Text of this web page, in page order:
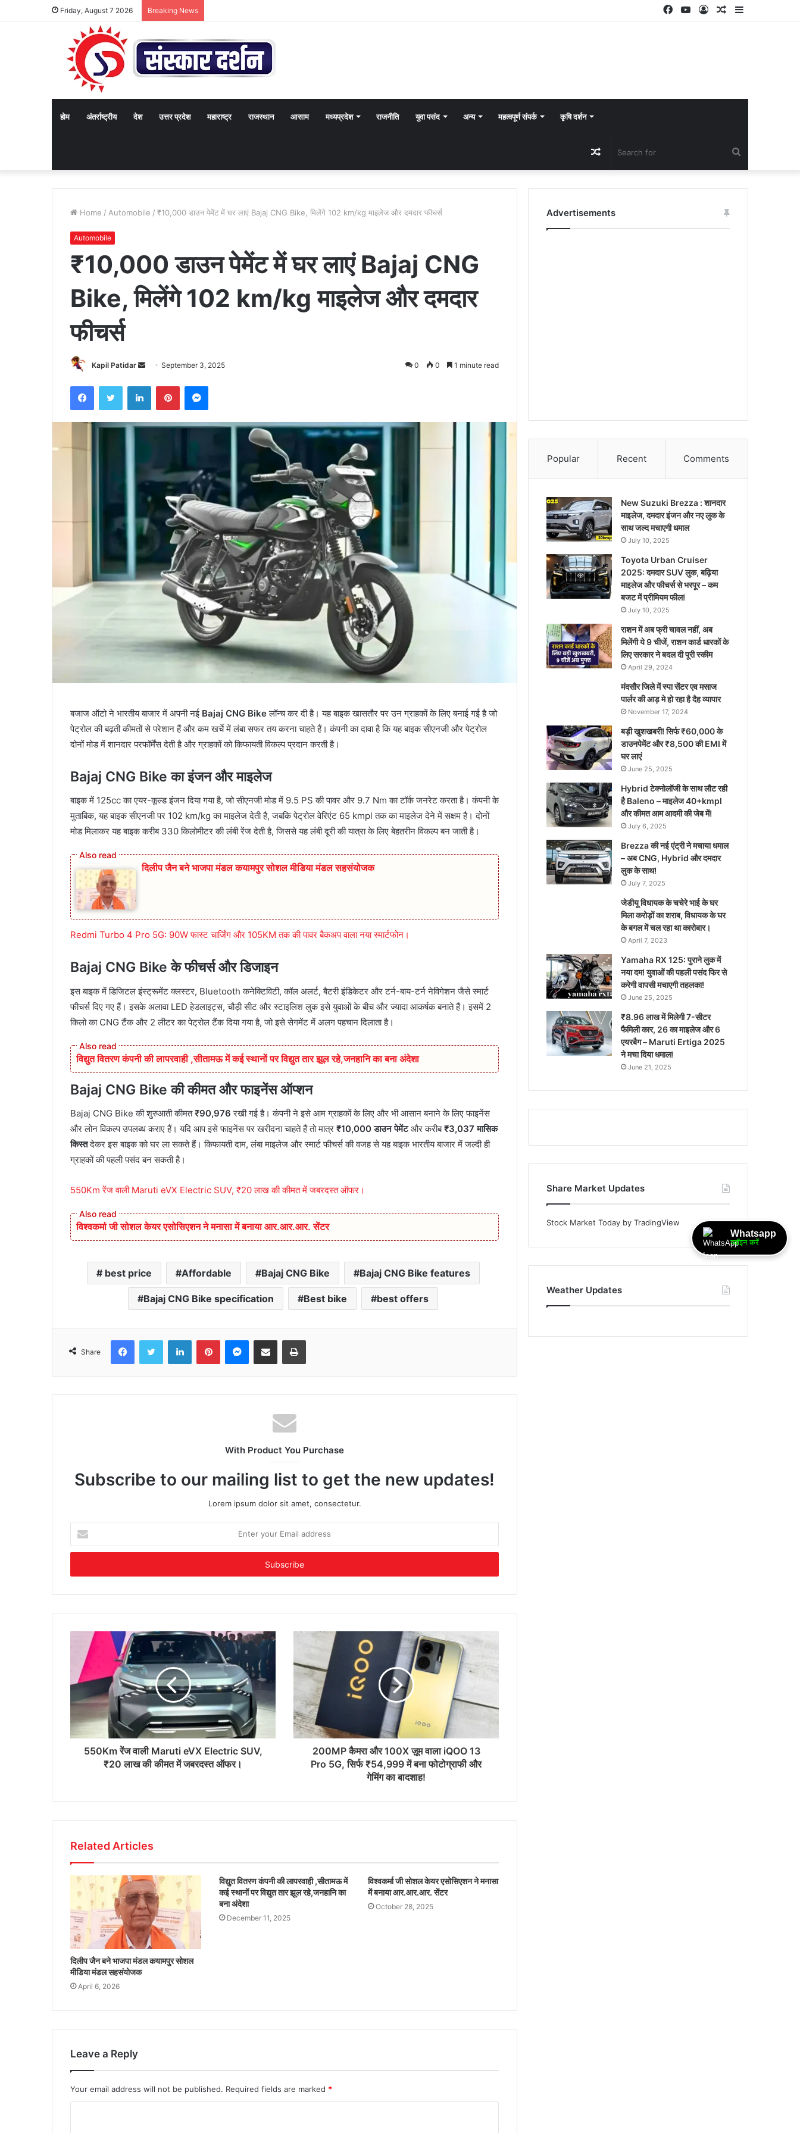
Friday, August 7 2026 Breaking News Sidebar
Random
Log
YouTube
Facebook
होम अंतर्राष्ट्रीय देश उत्तर प्रदेश महाराष्ट्र राजस्थान आसाम मध्यप्रदेश राजनीति युवा पसंद अन्य महत्वपूर्ण संपर्क कृषि दर्शन
for
Random
Article
Home / Automobile / ₹10,000 डाउन पेमेंट में घर लाएं Bajaj CNG Bike, मिलेंगे 102 km/kg माइलेज और दमदार फीचर्स
Automobile
₹10,000 डाउन पेमेंट में घर लाएं Bajaj CNG
Bike, मिलेंगे 102 km/kg माइलेज और दमदार
फीचर्स
Kapil Patidar
SendSeptember 3, 2025 0 0 1 minute read
FacebookTwitter LinkedInPinterestMessenger
बजाज ऑटो ने भारतीय बाजार में अपनी नई Bajaj CNG Bikeलॉन्च कर दी है। यह बाइक खासतौर पर उन ग्राहकों के लिए बनाई गई है जो
पेट्रोल की बढ़ती कीमतों से परेशान हैं और कम खर्चे में लंबा सफर तय करना चाहते हैं। कंपनी का दावा है कि यह बाइक सीएनजी और पेट्रोल
दोनों मोड में शानदार परफॉर्मेंस देती है और ग्राहकों को किफायती विकल्प प्रदान करती है।
Bajaj CNG Bike का इंजन और माइलेज
बाइक में 125cc का एयर-कूल्ड इंजन दिया गया है, जो सीएनजी मोड में 9.5 PS की पावर और 9.7 Nm का टॉर्क जनरेट करता है। कंपनी के
मुताबिक, यह बाइक सीएनजी पर 102 km/kg का माइलेज देती है, जबकि पेट्रोल वेरिएंट 65 kmpl तक का माइलेज देने में सक्षम है। दोनों
मोड मिलाकर यह बाइक करीब 330 किलोमीटर की लंबी रेंज देती है, जिससे यह लंबी दूरी की यात्रा के लिए बेहतरीन विकल्प बन जाती है।
दिलीप जैन बने भाजपा मंडल कयामपुर सोशल मीडिया मंडल सहसंयोजक
Redmi Turbo 4 Pro 5G: 90W फास्ट चार्जिंग और 105KM तक की पावर बैकअप वाला नया स्मार्टफोन।
Bajaj CNG Bike के फीचर्स और डिजाइन
इस बाइक में डिजिटल इंस्ट्रूमेंट क्लस्टर, Bluetooth कनेक्टिविटी, कॉल अलर्ट, बैटरी इंडिकेटर और टर्न-बाय-टर्न नेविगेशन जैसे स्मार्ट
फीचर्स दिए गए हैं। इसके अलावा LED हेडलाइट्स, चौड़ी सीट और स्टाइलिश लुक इसे युवाओं के बीच और ज्यादा आकर्षक बनाते हैं। इसमें 2
किलो का CNG टैंक और 2 लीटर का पेट्रोल टैंक दिया गया है, जो इसे सेगमेंट में अलग पहचान दिलाता है।
विद्युत वितरण कंपनी की लापरवाही ,सीतामऊ में कई स्थानों पर विद्युत तार झूल रहे,जनहानि का बना अंदेशा
Bajaj CNG Bike की कीमत और फाइनेंस ऑप्शन
Bajaj CNG Bike की शुरुआती कीमत₹90,976 रखी गई है। कंपनी ने इसे आम ग्राहकों के लिए और भी आसान बनाने के लिए फाइनेंस
और लोन विकल्प उपलब्ध कराए हैं। यदि आप इसे फाइनेंस पर खरीदना चाहते हैं तो मात्र ₹10,000 डाउन पेमेंटऔर करीब₹3,037 मासिक
किस्तदेकर इस बाइक को घर ला सकते हैं। किफायती दाम, लंबा माइलेज और स्मार्ट फीचर्स की वजह से यह बाइक भारतीय बाजार में जल्दी ही
ग्राहकों की पहली पसंद बन सकती है।
550Km रेंज वाली Maruti eVX Electric SUV, ₹20 लाख की कीमत में जबरदस्त ऑफर।
विश्वकर्मा जी सोशल केयर एसोसिएशन ने मनासा में बनाया आर.आर.आर. सेंटर
best price Affordable Bajaj CNG Bike Bajaj CNG Bike features
Bajaj CNG Bike specification Best bike best offers
Share
FacebookTwitter LinkedInPinterestMessenger
Share via Email Print
With Product You Purchase
Subscribe to our mailing list to get the new updates!
Lorem ipsum dolor sit amet, consectetur.
your
Email
550Km रेंज वाली Maruti eVX Electric SUV,
₹20 लाख की कीमत में जबरदस्त ऑफर।
200MP कैमरा और 100X ज़ूम वाला iQOO 13
Pro 5G, सिर्फ ₹54,999 में बना फोटोग्राफी और
गेमिंग का बादशाह!
Related Articles
दिलीप जैन बने भाजपा मंडल कयामपुर सोशल
मीडिया मंडल सहसंयोजक
April 6, 2026
विद्युत वितरण कंपनी की लापरवाही ,सीतामऊ में
कई स्थानों पर विद्युत तार झूल रहे,जनहानि का
बना अंदेशा
December 11, 2025
विश्वकर्मा जी सोशल केयर एसोसिएशन ने मनासा
में बनाया आर.आर.आर. सेंटर
October 28, 2025
Leave a Reply
Your email address will not be published. Required fields are marked *
Advertisements
Popular Recent Comments
New Suzuki Brezza : शानदार
माइलेज, दमदार इंजन और नए लुक के
साथ जल्द मचाएगी धमाल
July 10, 2025
Toyota Urban Cruiser
2025: दमदार SUV लुक, बढ़िया
माइलेज और फीचर्स से भरपूर – कम
बजट में प्रीमियम फील!
July 10, 2025
राशन में अब फ्री चावल नहीं, अब
मिलेंगी ये 9 चीजें, राशन कार्ड धारकों के
लिए सरकार ने बदल दी पूरी स्कीम
April 29, 2024
मंदसौर जिले में स्पा सेंटर एव मसाज
पार्लर की आड़ मे हो रहा है दैह व्यापार
November 17, 2024
बड़ी खुशखबरी! सिर्फ ₹60,000 के
डाउनपेमेंट और ₹8,500 की EMI में
घर लाएं
June 25, 2025
Hybrid टेक्नोलॉजी के साथ लौट रही
है Baleno – माइलेज 40+kmpl
और कीमत आम आदमी की जेब में!
July 6, 2025
Brezza की नई एंट्री ने मचाया धमाल
– अब CNG, Hybrid और दमदार
लुक के साथ!
July 7, 2025
जेडीयू विधायक के चचेरे भाई के घर
मिला करोड़ों का शराब, विधायक के घर
के बगल में चल रहा था कारोबार।
April 7, 2023
Yamaha RX 125: पुराने लुक में
नया दम! युवाओं की पहली पसंद फिर से
करेगी वापसी मचाएगी तहलका!
June 25, 2025
₹8.96 लाख में मिलेगी 7-सीटर
फैमिली कार, 26 का माइलेज और 6
एयरबैग – Maruti Ertiga 2025
ने मचा दिया धमाल!
June 21, 2025
Share Market Updates
Stock Market Today by TradingView
Weather Updates
Whatsapp
ज्वॉइन करें